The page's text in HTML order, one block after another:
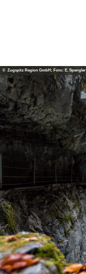
© Zugspitz Region GmbH; Foto: E. Spengler